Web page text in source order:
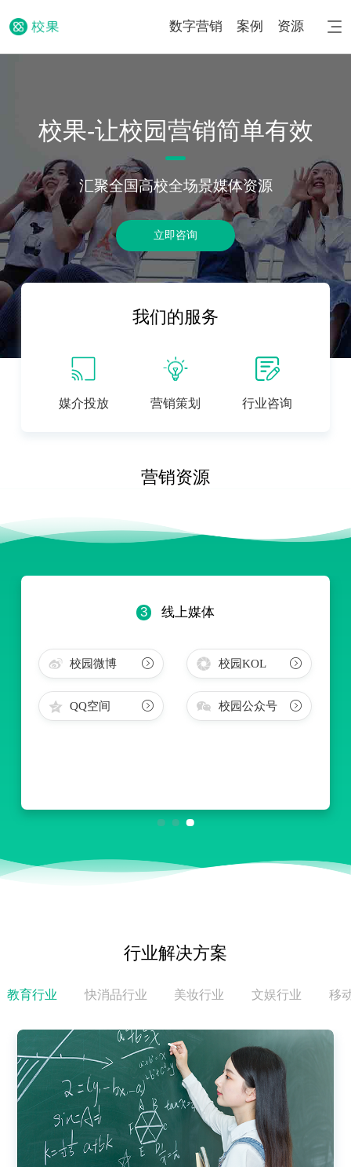
数字营销 案例 资源
校果-让校园营销简单有效
汇聚全国高校全场景媒体资源
立即咨询
我们的服务
媒介投放 营销策划 行业咨询
营销资源
3 线上媒体
校园微博 校园KOL
QQ空间 校园公众号
行业解决方案
教育行业 快消品行业 美妆行业 文娱行业 移